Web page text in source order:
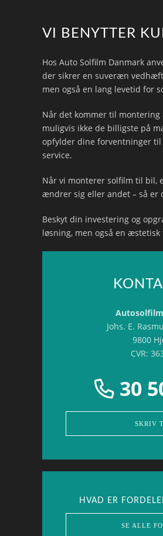
VI BENYTTER
Hos Auto Solfilm Danmark
der sikrer en suveræn
men også en lang levetid for
Når det kommer til
muligvis ikke de billigste på
opfylder dine forventninger
service.
Når vi monterer solfilm til bil,
ændrer sig eller andet – så er
Beskyt din investering og
løsning, men også en
Johs. E.
9800
CVR:
30
SKRIV
HVAD ER
SE ALLE